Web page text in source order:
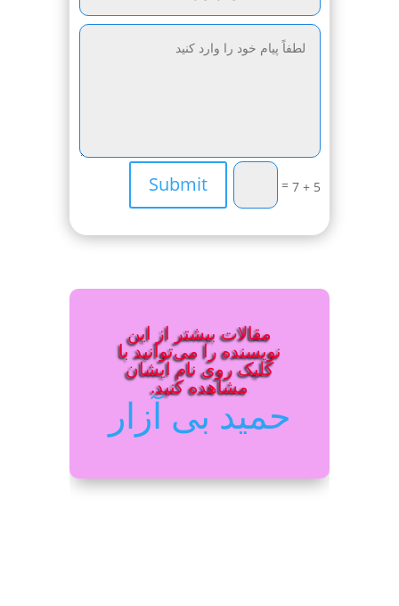
5 + 7
=
Submit
مقالات بیشتر از این
نویسنده را می‌توانید با
کلیک روی نام ایشان
مشاهده کنید.
حمید بی آزار